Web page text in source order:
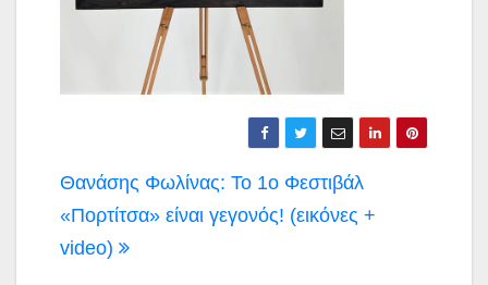
Πλοήγηση
άρθρων
Θανάσης Φωλίνας: Το 1ο Φεστιβάλ
«Πορτίτσα» είναι γεγονός! (εικόνες +
video)